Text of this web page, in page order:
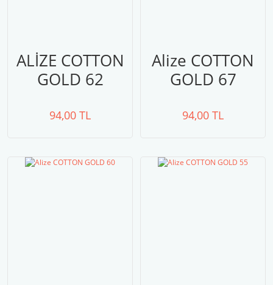
ALİZE COTTON
GOLD 62
94,00 TL
Alize COTTON
GOLD 67
94,00 TL